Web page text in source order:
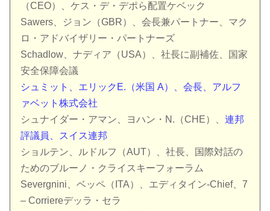
（CEO）、ケス・デ・デポら配置ケベック
Sawers、ジョン（GBR）、会長兼パートナー、マク
ロ・アドバイザリー・パートナーズ
Schadlow、ナディア（USA）、社長に副補佐、国家
安全保障会議
シュミット、エリックE.（米国 A）、会長、アルフ
ァベット株式会社
シュナイダー・アマン、ヨハン・N.（CHE）、連邦
評議員、スイス連邦
ショルテン、ルドルフ（AUT）、社長、国際対話の
ためのブルーノ・クライスキーフォーラム
Severgnini、ベッペ（ITA）、エディタイン-Chief、7
– Corriereデッラ・セラ